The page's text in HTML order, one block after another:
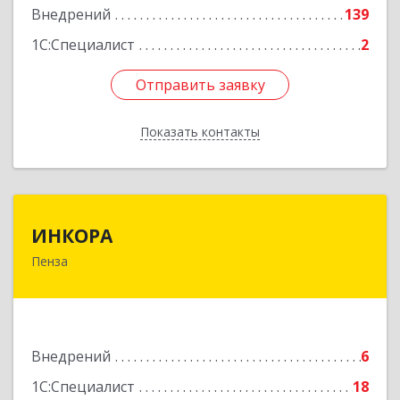
Внедрений
139
1С:Специалист
2
Отправить заявку
Показать контакты
Отправить заявку
Назад
ИНКОРА
Пенза
Внедрений
6
1С:Специалист
18
440011, Пензенская обл, Пенза г, Бугровка М.